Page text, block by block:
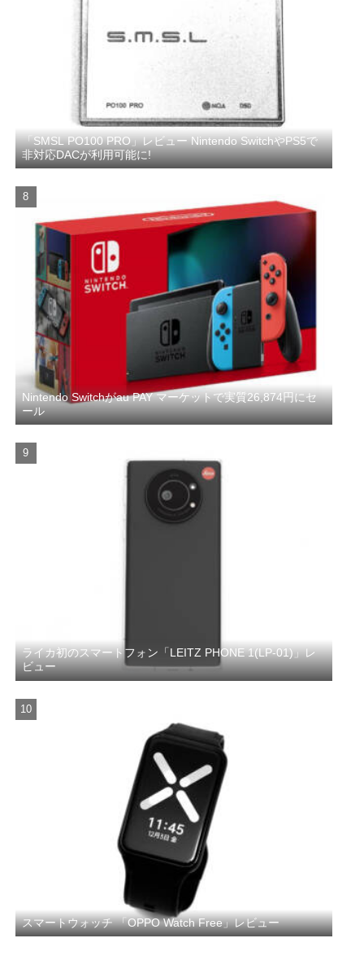
「SMSL PO100 PRO」レビュー Nintendo SwitchやPS5で
非対応DACが利用可能に!
Nintendo Switchがau PAY マーケットで実質26,874円にセ
ール
ライカ初のスマートフォン「LEITZ PHONE 1(LP-01)」レ
ビュー
スマートウォッチ 「OPPO Watch Free」レビュー